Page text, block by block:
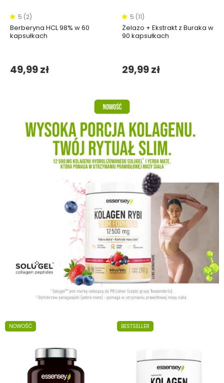
5 (2)
Berberyna HCL 98% w 60
kapsułkach
49,99 zł
5 (11)
Żelazo + Ekstrakt z Buraka w
90 kapsułkach
29,99 zł
NOWOŚĆ BESTSELLER